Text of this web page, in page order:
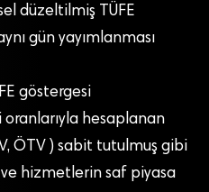
düzeltilmiş TÜFE
gün yayımlanması
göstergesi
oranlarıyla hesaplanan
ÖTV ) sabit tutulmuş gibi
ve hizmetlerin saf piyasa